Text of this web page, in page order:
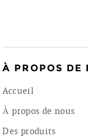
À PROPOS DE
Accueil
À propos de nous
Des produits